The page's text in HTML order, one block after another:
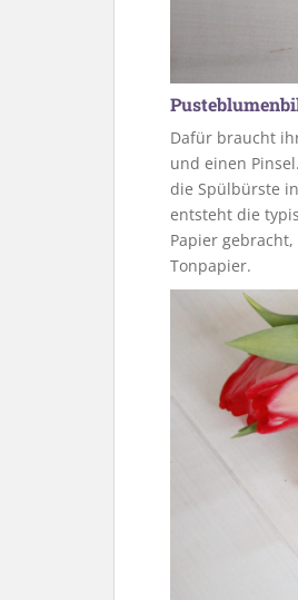
Dafür braucht
und einen
die Spülbürste
entsteht die
Papier
Tonpapier.